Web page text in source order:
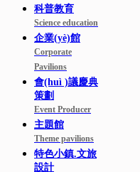
科普教育
Science education
企業(yè)館
Corporate
Pavilions
會(huì )議慶典
策劃
Event Producer
主題館
Theme pavilions
特色小鎮.文旅
設計